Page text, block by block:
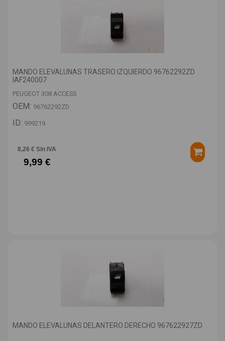
MANDO ELEVALUNAS TRASERO IZQUIERDO 96762292ZD
IAF240007
PEUGEOT 308 ACCESS
OEM: 96762292ZD
ID: 999219
8,26 € Sin IVA
9,99 €
MANDO ELEVALUNAS DELANTERO DERECHO 967622927ZD